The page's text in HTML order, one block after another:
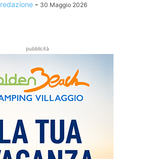
redazione - 30 Maggio 2026
pubblicità